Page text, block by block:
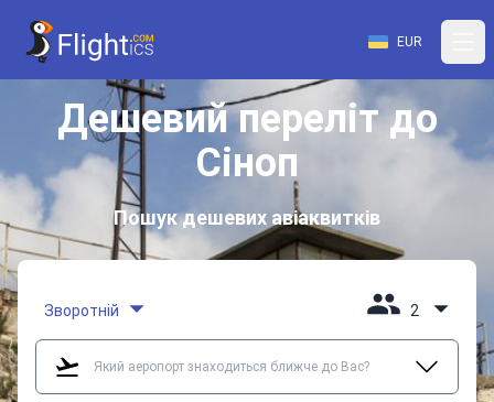
EUR
Дешевий переліт до
Сіноп
Пошук дешевих авіаквитків
Зворотній 2